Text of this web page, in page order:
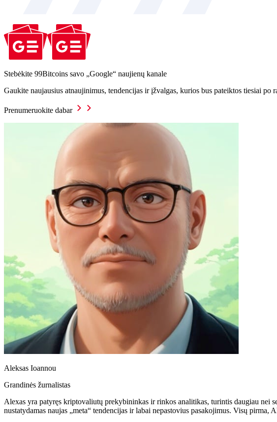
Stebėkite 99Bitcoins savo „Google“ naujienų kanale
Gaukite naujausius atnaujinimus, tendencijas ir įžvalgas, kurios bus pateiktos tiesiai po
Prenumeruokite dabar
Aleksas Ioannou
Grandinės žurnalistas
Alexas yra patyręs kriptovaliutų prekybininkas ir rinkos analitikas, turintis daugiau nei
nustatydamas naujas „meta“ tendencijas ir labai nepastovius pasakojimus. Visų pirma,